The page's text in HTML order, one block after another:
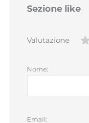
Sezione like
Valutazione
Nome:
Email: